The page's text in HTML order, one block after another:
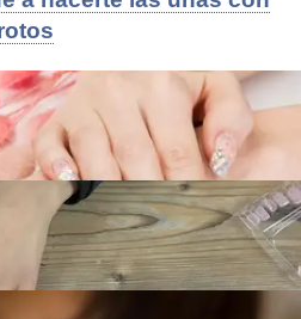
que las uñas postizas
las uñas (y no morir en